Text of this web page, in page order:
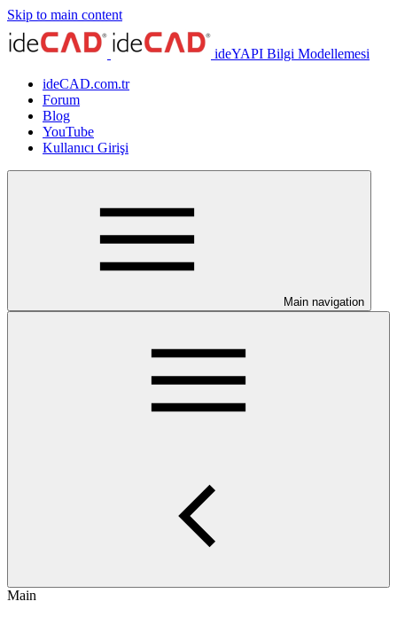
Skip to main content
ideYAPI Bilgi Modellemesi
ideCAD.com.tr
Forum
Blog
YouTube
Kullanıcı Girişi
Main navigation
Main